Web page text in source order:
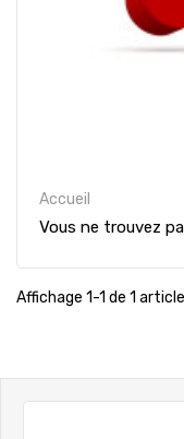
Accueil
Vous ne trouvez
Affichage 1-1 de 1